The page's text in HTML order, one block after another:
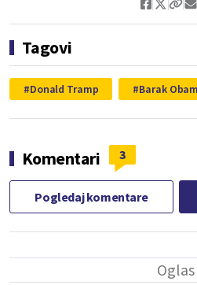
Tagovi
Donald Tramp Barak
Komentari 3
Pogledaj komentare